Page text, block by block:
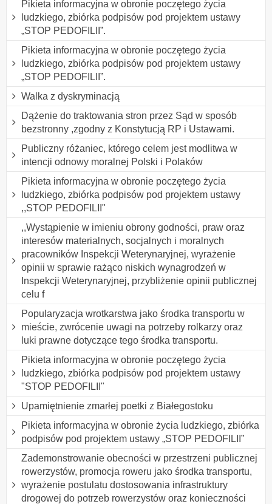
Pikieta informacyjna w obronie poczętego życia
ludzkiego, zbiórka podpisów pod projektem ustawy
„STOP PEDOFILII”.
Pikieta informacyjna w obronie poczętego życia
ludzkiego, zbiórka podpisów pod projektem ustawy
„STOP PEDOFILII”.
Walka z dyskryminacją
Dążenie do traktowania stron przez Sąd w sposób
bezstronny ,zgodny z Konstytucją RP i Ustawami.
Publiczny różaniec, którego celem jest modlitwa w
intencji odnowy moralnej Polski i Polaków
Pikieta informacyjna w obronie poczętego życia
ludzkiego, zbiórka podpisów pod projektem ustawy
,,STOP PEDOFILII"
,,Wystąpienie w imieniu obrony godności, praw oraz
interesów materialnych, socjalnych i moralnych
pracowników Inspekcji Weterynaryjnej, wyrażenie
opinii w sprawie rażąco niskich wynagrodzeń w
Inspekcji Weterynaryjnej, przybliżenie opinii publicznej
celu f
Popularyzacja wrotkarstwa jako środka transportu w
mieście, zwrócenie uwagi na potrzeby rolkarzy oraz
luki prawne dotyczące tego środka transportu.
Pikieta informacyjna w obronie poczętego życia
ludzkiego, zbiórka podpisów pod projektem ustawy
"STOP PEDOFILII"
Upamiętnienie zmarłej poetki z Białegostoku
Pikieta informacyjna w obronie życia ludzkiego, zbiórka
podpisów pod projektem ustawy „STOP PEDOFILII”
Zademonstrowanie obecności w przestrzeni publicznej
rowerzystów, promocja roweru jako środka transportu,
wyrażenie postulatu dostosowania infrastruktury
drogowej do potrzeb rowerzystów oraz konieczności